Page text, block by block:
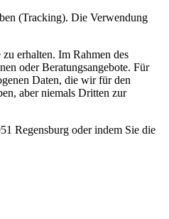
(Tracking). Die Verwendung
erhalten. Im Rahmen des
oder Beratungsangebote. Für
Daten, die wir für den
aber niemals Dritten zur
Regensburg oder indem Sie die